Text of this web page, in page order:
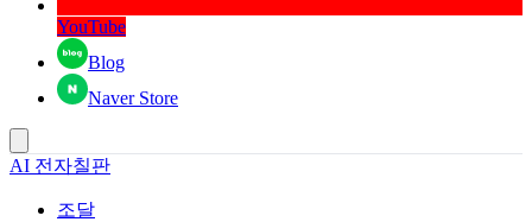
YouTube
Blog
Naver Store
AI 전자칠판
조달